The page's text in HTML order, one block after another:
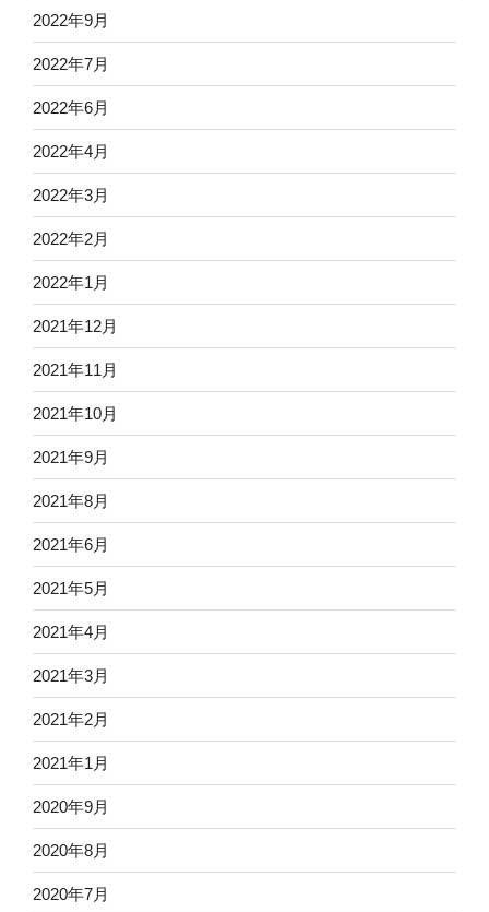
2022年9月
2022年7月
2022年6月
2022年4月
2022年3月
2022年2月
2022年1月
2021年12月
2021年11月
2021年10月
2021年9月
2021年8月
2021年6月
2021年5月
2021年4月
2021年3月
2021年2月
2021年1月
2020年9月
2020年8月
2020年7月